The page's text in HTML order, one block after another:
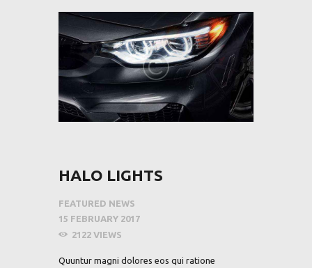
HALO LIGHTS
FEATURED NEWS
15 FEBRUARY 2017
2122 VIEWS
Quuntur magni dolores eos qui ratione